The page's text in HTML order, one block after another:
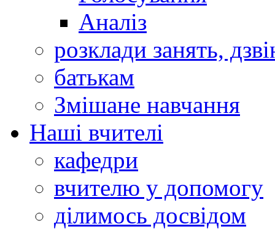
Аналіз
розклади занять,
батькам
Змішане навчання
Наші вчителі
кафедри
вчителю у допомогу
ділимось досвідом